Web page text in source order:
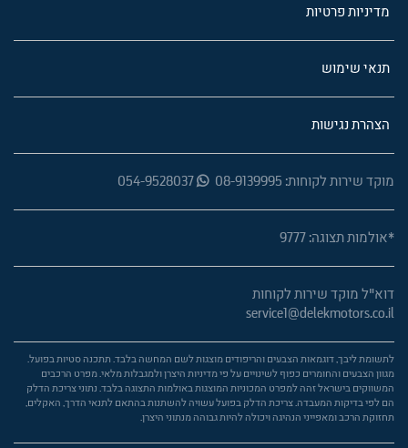
מדיניות פרטיות
תנאי שימוש
הצהרת נגישות
מוקד שירות לקוחות: 08-9139995 054-9528037
*אולמות תצוגה: 9777
דוא"ל מוקד שירות לקוחות
service1@delekmotors.co.il
לתשומת ליבך, דוגמאות הצבעים והריפודים מוצגות לשם המחשה בלבד. תתכנה סטיות בפועל.
מגוון הצבעים והחומרים כפוף לשינויים על פי מדיניות היצרן ולמגבלות מלאי. מפרט הרכבים
המשווקים בישראל זהה למפרט המכוניות המוצגות באולמות התצוגה בלבד. נתוני צריכת הדלק
הם לפי בדיקות המעבדה. צריכת הדלק בפועל עשויה להשתנות בהתאם לתנאי הדרך, האקלים,
תחזוקת הרכב ומאפייני הנהיגה ויכולה להיות גבוהה מנתוני היצרן.